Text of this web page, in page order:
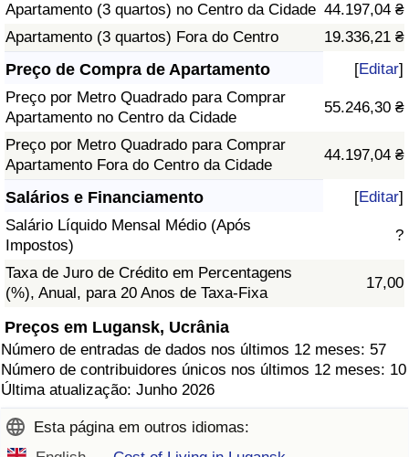
Apartamento (3 quartos) no Centro da Cidade 44.197,04 ₴
Apartamento (3 quartos) Fora do Centro
19.336,21 ₴
Preço de Compra de Apartamento [Editar]
Preço por Metro Quadrado para Comprar
Apartamento no Centro da Cidade
55.246,30 ₴
Preço por Metro Quadrado para Comprar
Apartamento Fora do Centro da Cidade
44.197,04 ₴
Salários e Financiamento [Editar]
Salário Líquido Mensal Médio (Após
Impostos)
?
Taxa de Juro de Crédito em Percentagens
(%), Anual, para 20 Anos de Taxa-Fixa
17,00
Preços em Lugansk, Ucrânia
Número de entradas de dados nos últimos 12 meses: 57
Número de contribuidores únicos nos últimos 12 meses: 10
Última atualização: Junho 2026
Esta página em outros idiomas: